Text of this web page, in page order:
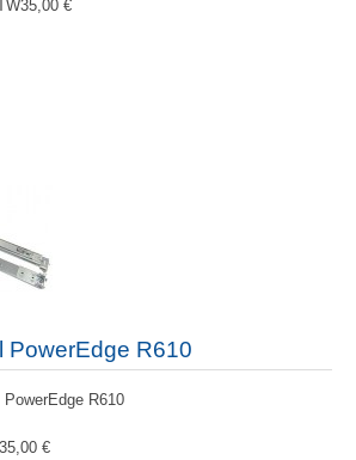
35,00 €
PowerEdge R610
R610
35,00 €